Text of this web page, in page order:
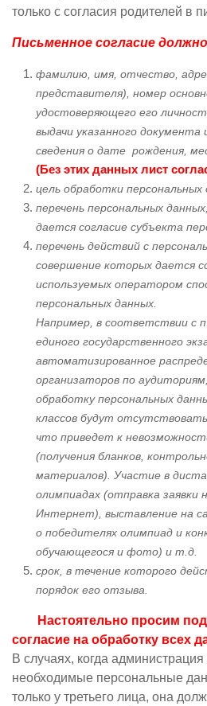
только с согласия родителей в
Письменное согласие
фамилию, имя, отчество,
представителя), номер
удостоверяющего его
выдачи указанного документа
сведения о дате рождения,
(Без этих данных лист
цель обработки персональных
перечень персональных
дается согласие субъекта
перечень действий с
совершение которых дается
используемых оператором
персональных данных.
Например, в соответствии с
единого государственного
автоматизированное
организаторов по
обработку персональных
классов будут отсутствовать
что приведет к
(получения бланков,
материалов). Участие в
олимпиадах (отправка заявки
Интернет), выставление на
о победителях олимпиад и
обучающегося и фото) и т.д.
срок, в течение которого
порядок его отзыва.
Настоятельно просим
согласие на обработку всех
В случаях, когда
необходимые персональные
только у третьего лица, она